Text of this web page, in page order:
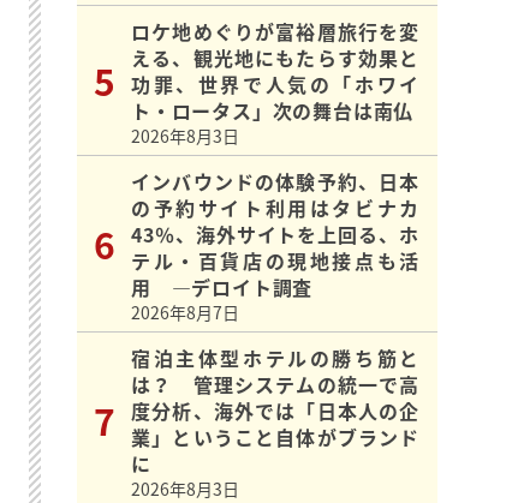
ロケ地めぐりが富裕層旅行を変
える、観光地にもたらす効果と
功罪、世界で人気の「ホワイ
ト・ロータス」次の舞台は南仏
2026年8月3日
インバウンドの体験予約、日本
の予約サイト利用はタビナカ
43％、海外サイトを上回る、ホ
テル・百貨店の現地接点も活
用 ―デロイト調査
2026年8月7日
宿泊主体型ホテルの勝ち筋と
は？ 管理システムの統一で高
度分析、海外では「日本人の企
業」ということ自体がブランド
に
2026年8月3日